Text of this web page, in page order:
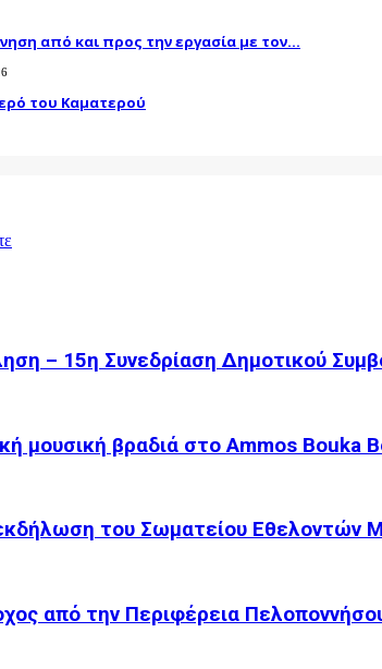
από και προς την εργασία με τον...
του Καματερού
– 15η Συνεδρίαση Δημοτικού
μουσική βραδιά στο Ammos Bouka
του Σωματείου Εθελοντών
από την Περιφέρεια